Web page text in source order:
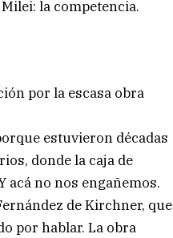
la competencia.
por la escasa obra
estuvieron décadas
donde la caja de
acá no nos engañemos.
de Kirchner, que
por hablar. La obra